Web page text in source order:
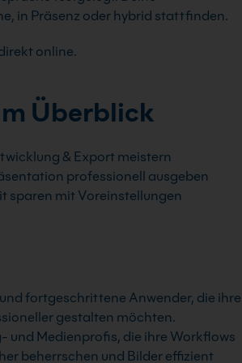
in Präsenz oder hybrid stattfinden.
online.
Überblick
& Export meistern
professionell ausgeben
sparen mit Voreinstellungen
fortgeschrittene Anwender, die ihre
gestalten möchten.
und Medienprofis, die ihre Workflows
beherrschen und Bilder effizient